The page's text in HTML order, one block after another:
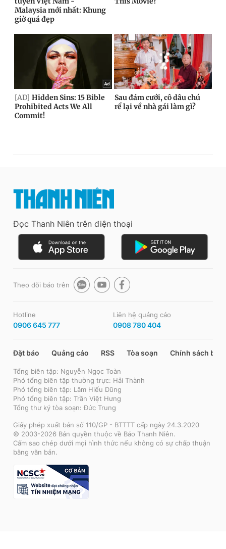
Đọc Thanh Niên trên điện thoại
Theo dõi báo trên
Hotline
0906 645 777
Liên hệ quảng cáo
0908 780 404
Đặt báo Quảng cáo RSS Tòa soạn Chính sách bảo
Tổng biên tập: Nguyễn Ngọc Toàn
Phó tổng biên tập thường trực: Hải Thành
Phó tổng biên tập: Lâm Hiếu Dũng
Phó tổng biên tập: Trần Việt Hưng
Tổng thư ký tòa soạn: Đức Trung
Giấy phép xuất bản số 110/GP - BTTTT cấp ngày 24.3.2020
© 2003-2026 Bản quyền thuộc về Báo Thanh Niên.
Cấm sao chép dưới mọi hình thức nếu không có sự chấp thuận
bằng văn bản.